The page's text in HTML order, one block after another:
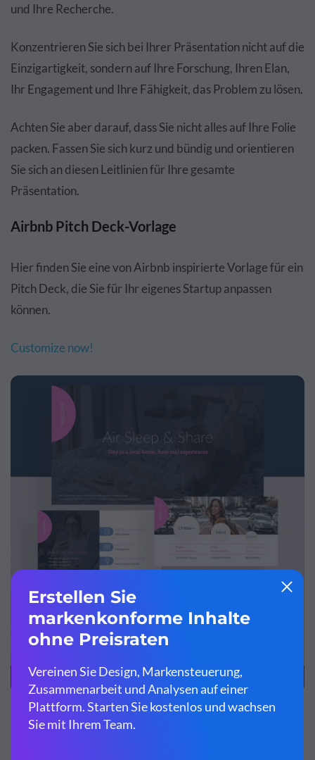
und Ihre Recherche.
Konzentrieren Sie sich bei Ihrer Präsentation nicht auf die
Einzigartigkeit, sondern auf Ihre Forschung, Ihren Elan,
Ihr Engagement und Ihre Fähigkeit, das Problem zu lösen.
Achten Sie aber darauf, dass Sie nicht alles auf Ihre Folie
packen. Fassen Sie sich kurz und bündig und orientieren
Sie sich an diesen Leitlinien für Ihre gesamte
Präsentation.
Airbnb Pitch Deck-Vorlage
Hier finden Sie eine von Airbnb inspirierte Vorlage für ein
Pitch Deck, die Sie für Ihr eigenes Startup anpassen
können.
Customize now!